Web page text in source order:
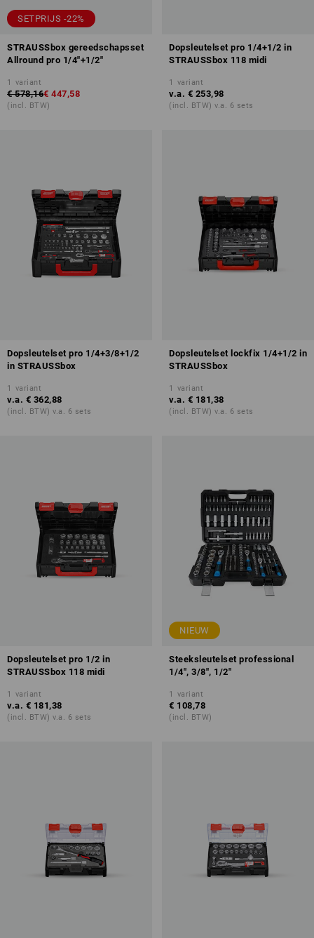
SETPRIJS -22%
STRAUSSbox gereedschapsset
Allround pro 1/4"+1/2"
1 variant
€ 578,16€ 447,58
(incl. BTW)
Dopsleutelset pro 1/4+1/2 in
STRAUSSbox 118 midi
1 variant
v.a. € 253,98
(incl. BTW) v.a. 6 sets
Dopsleutelset pro 1/4+3/8+1/2
in STRAUSSbox
1 variant
v.a. € 362,88
(incl. BTW) v.a. 6 sets
Dopsleutelset lockfix 1/4+1/2 in
STRAUSSbox
1 variant
v.a. € 181,38
(incl. BTW) v.a. 6 sets
Dopsleutelset pro 1/2 in
STRAUSSbox 118 midi
1 variant
v.a. € 181,38
(incl. BTW) v.a. 6 sets
NIEUW
Steeksleutelset professional
1/4", 3/8", 1/2"
1 variant
€ 108,78
(incl. BTW)